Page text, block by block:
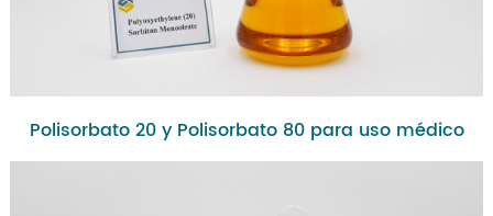
Polisorbato 20 y Polisorbato 80 para uso médico